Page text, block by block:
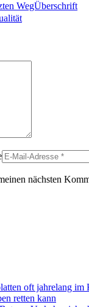
WegÜberschrift
nächsten
oft jahrelang im
retten kann